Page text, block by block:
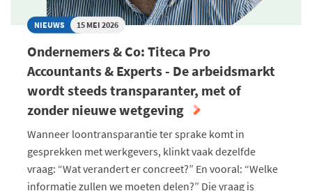
AAN
NIEUW
HELPEN
NIEUWS 15 MEI 2026
Ondernemers & Co: Titeca Pro
Accountants & Experts - De arbeidsmarkt
wordt steeds transparanter, met of
zonder nieuwe wetgeving
Wanneer loontransparantie ter sprake komt in
gesprekken met werkgevers, klinkt vaak dezelfde
vraag: “Wat verandert er concreet?” En vooral: “Welke
informatie zullen we moeten delen?” Die vraag is